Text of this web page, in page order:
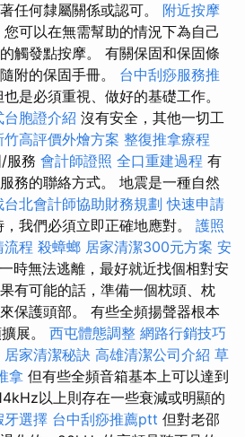
任何隸屬關係或認可。 附近按摩
可以在無需幫助的情況下為自己
觸發點按摩。 有關保固和保固條
附的保固手冊。 台中刮痧服務推
是必須重視、做好的基礎工作。
台胞證介紹 沒有安全，其他一切工
竹高評價外燴方案 整復推拿療程
服務 會計師證照 全口重建過程 有
務的聯絡方式。 地震是一種自然
台北會計師協助財務規劃 快速申請
我們必須立即正確地應對。 護照
流程 殺蟑螂 居家清潔300元方案 安
時無法逃離，最好就近找個相對安
有可能的話，準備一個枕頭、枕
保護頭部。 有些全頻揚聲器根本
展。 西屯體態調整 網路行銷技巧
居家清潔秘訣 高雄清潔公司介紹 草
拿 但有些全頻音箱基本上可以達到
以上則存在一些衰減或明顯的
牙選擇 台中刮痧推薦ptt 但對老邵